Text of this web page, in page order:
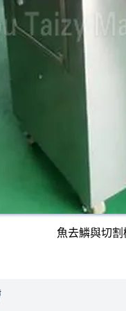
魚去鱗與切割